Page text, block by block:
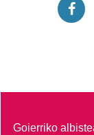
Goierriko